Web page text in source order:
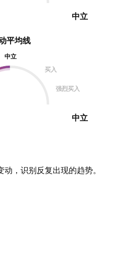
中立
平均线
中立
买入
强烈买入
中立
，识别反复出现的趋势。